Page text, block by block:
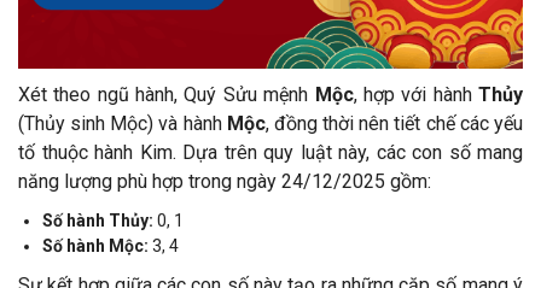
Xét theo ngũ hành, Quý Sửu mệnh Mộc, hợp với hànhThủy
(Thủy sinh Mộc) và hành Mộc, đồng thời nên tiết chế các yếu
tố thuộc hành Kim. Dựa trên quy luật này, các con số mang
năng lượng phù hợp trong ngày 24/12/2025 gồm:
Số hành Thủy: 0, 1
Số hành Mộc: 3, 4